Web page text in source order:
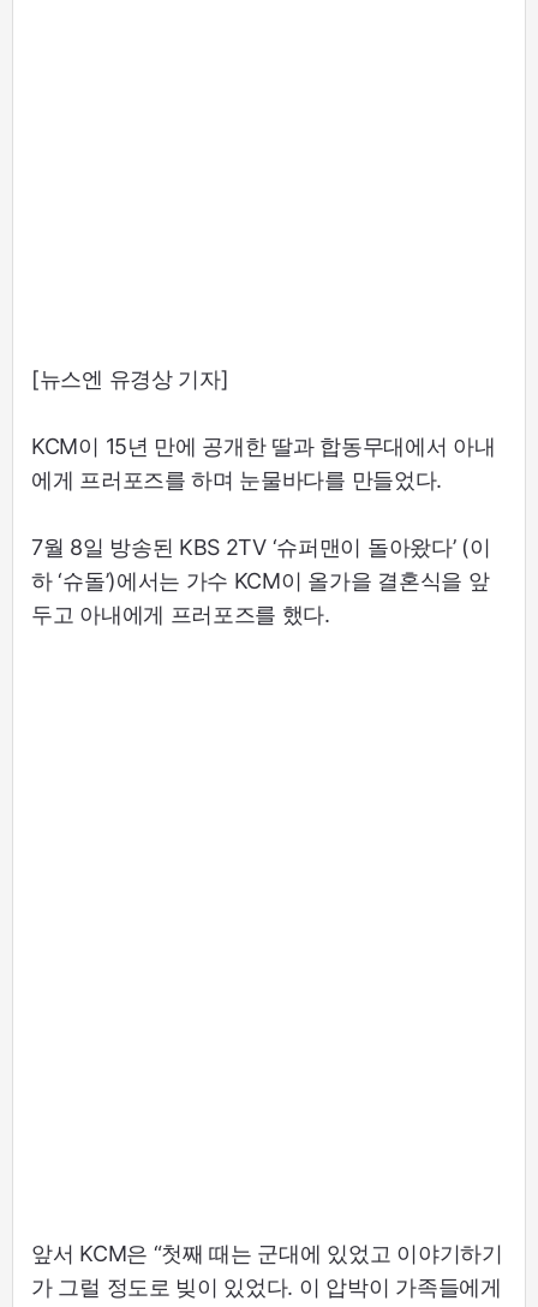
[뉴스엔 유경상 기자]
KCM이 15년 만에 공개한 딸과 합동무대에서 아내
에게 프러포즈를 하며 눈물바다를 만들었다.
7월 8일 방송된 KBS 2TV ‘슈퍼맨이 돌아왔다’ (이
하 ‘슈돌’)에서는 가수 KCM이 올가을 결혼식을 앞
두고 아내에게 프러포즈를 했다.
앞서 KCM은 “첫째 때는 군대에 있었고 이야기하기
가 그럴 정도로 빚이 있었다. 이 압박이 가족들에게